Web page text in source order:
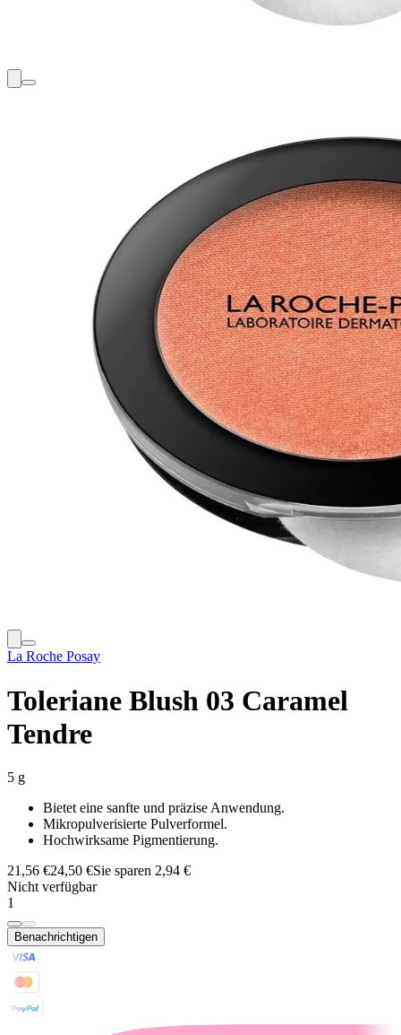
La Roche Posay
Toleriane Blush 03 Caramel
Tendre
5 g
Bietet eine sanfte und präzise Anwendung.
Mikropulverisierte Pulverformel.
Hochwirksame Pigmentierung.
21,56 €24,50 €Sie sparen 2,94 €
Nicht verfügbar
1
Benachrichtigen